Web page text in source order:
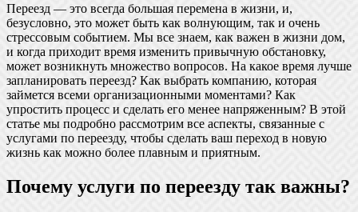
Переезд — это всегда большая перемена в жизни, и,
безусловно, это может быть как волнующим, так и очень
стрессовым событием. Мы все знаем, как важен в жизни дом,
и когда приходит время изменить привычную обстановку,
может возникнуть множество вопросов. На какое время лучше
запланировать переезд? Как выбрать компанию, которая
займется всеми организационными моментами? Как
упростить процесс и сделать его менее напряженным? В этой
статье мы подробно рассмотрим все аспекты, связанные с
услугами по переезду, чтобы сделать ваш переход в новую
жизнь как можно более плавным и приятным.
Почему услуги по переезду так важны?